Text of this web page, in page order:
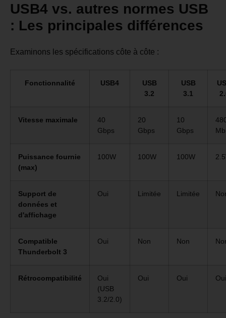
USB4 vs. autres normes USB
: Les principales différences
Examinons les spécifications côte à côte :
Fonctionnalité USB4
USB
3.2
USB
3.1
Vitesse maximale
40
Gbps
20
Gbps
10
Gbps
Puissance fournie
(max)
100W 100W 100W
Support de
données et
d'affichage
Oui Limitée Limitée
Compatible
Thunderbolt 3
Oui Non Non
Rétrocompatibilité
Oui
(USB
3.2/2.0)
Oui Oui Oui